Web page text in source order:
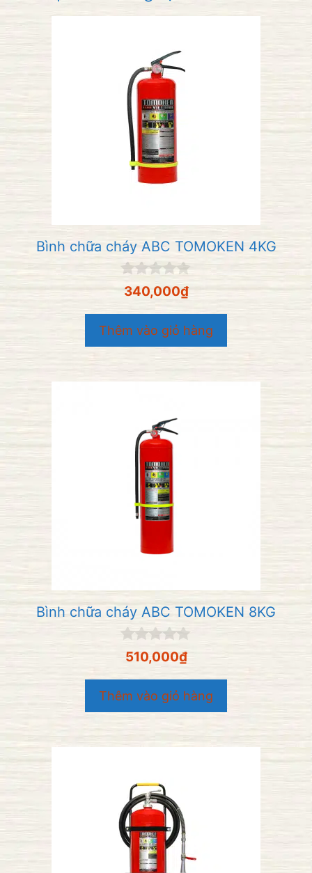
Bình chữa cháy ABC TOMOKEN 4KG
0
n
g
o
à
i
340,000₫
Thêm vào giỏ hàng
Bình chữa cháy ABC TOMOKEN 8KG
0
n
g
o
à
i
510,000₫
Thêm vào giỏ hàng